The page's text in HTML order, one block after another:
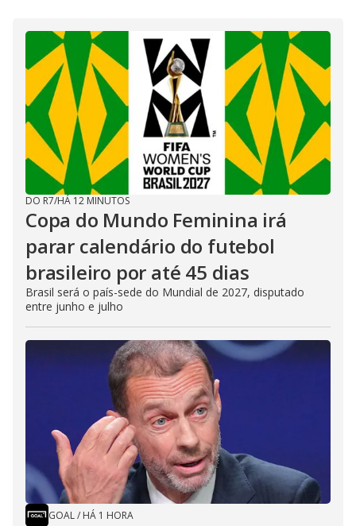
DO R7/HÁ 12 MINUTOS
Copa do Mundo Feminina irá
parar calendário do futebol
brasileiro por até 45 dias
Brasil será o país-sede do Mundial de 2027, disputado
entre junho e julho
GOAL/ HÁ 1 HORA